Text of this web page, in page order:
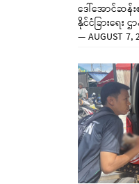
ဒေါ်အောင်ဆန်
နိုင်ငံခြားရေး
—AUGUST 7,